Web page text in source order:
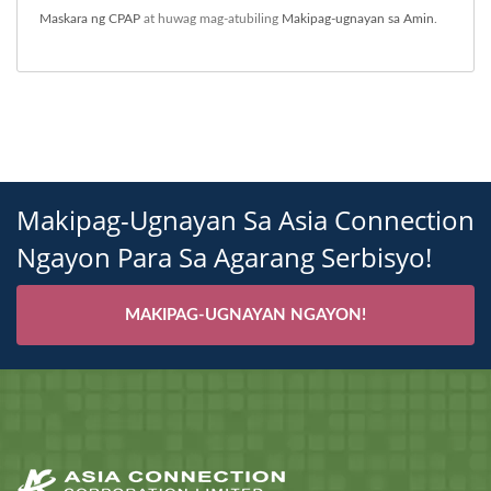
Maskara ng CPAP at huwag mag-atubiling Makipag-ugnayan sa Amin
Makipag-Ugnayan Sa Asia Connection
Ngayon Para Sa Agarang Serbisyo!
MAKIPAG-UGNAYAN NGAYON!